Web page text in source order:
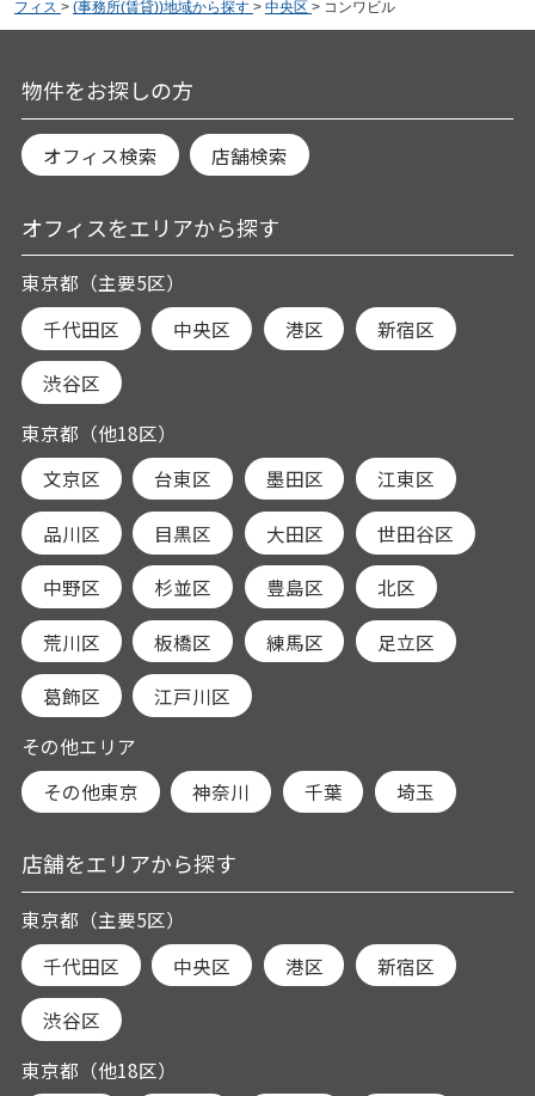
フィス > (事務所(賃貸))地域から探す > 中央区 > コンワビル
物件をお探しの方
オフィス検索 店舗検索
オフィスをエリアから探す
東京都（主要5区）
千代田区
中央区 港区 新宿区
渋谷区
東京都（他18区）
文京区
台東区 墨田区 江東区
品川区 目黒区 大田区 世田谷区
中野区 杉並区 豊島区 北区
荒川区 板橋区 練馬区 足立区
葛飾区
江戸川区
その他エリア
その他東京
神奈川 千葉 埼玉
店舗をエリアから探す
東京都（主要5区）
千代田区
中央区 港区 新宿区
渋谷区
東京都（他18区）